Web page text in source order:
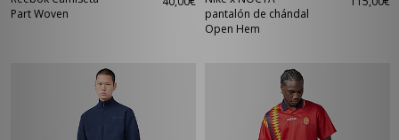
Part Woven
pantalón de chándal
Open Hem